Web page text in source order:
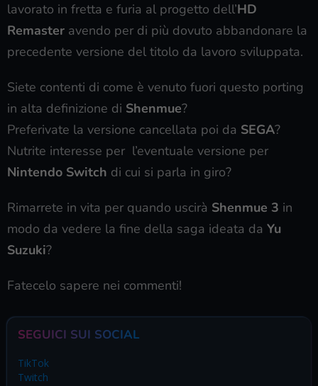
lavorato in fretta e furia al progetto dell’HD
Remaster avendo per di più dovuto abbandonare la
precedente versione del titolo da lavoro sviluppata.
Siete contenti di come è venuto fuori questo porting
in alta definizione di Shenmue?
Preferivate la versione cancellata poi da SEGA?
Nutrite interesse per l’eventuale versione per
Nintendo Switch di cui si parla in giro?
Rimarrete in vita per quando uscirà Shenmue 3 in
modo da vedere la fine della saga ideata da Yu
Suzuki?
Fatecelo sapere nei commenti!
SEGUICI SUI SOCIAL
TikTok
Twitch